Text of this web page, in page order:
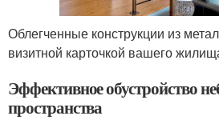
Облегченные конструкции из
визитной карточкой вашего
Эффективное обустройство
пространства